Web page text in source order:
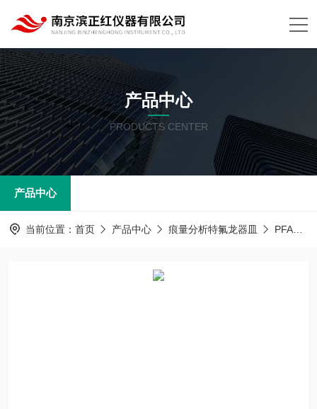
产品中心
PRODUCTS CENTER
产品中心
当前位置： 首页 产品中心 痕量分析特氟龙器皿 PFA器皿